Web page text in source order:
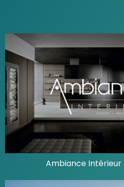
Ambiance Intérieur